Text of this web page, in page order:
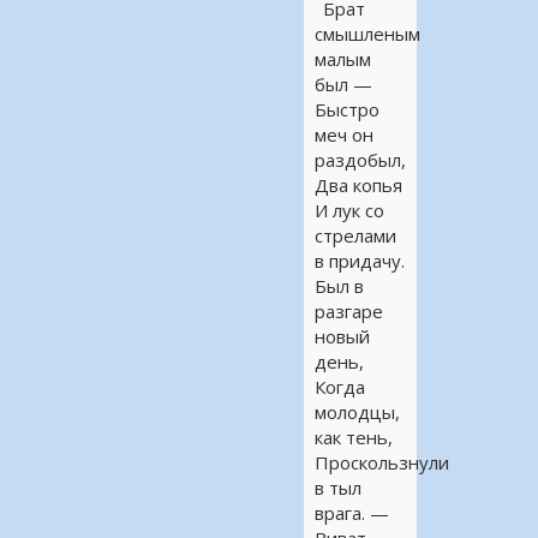
Брат
смышленым
малым
был —
Быстро
меч он
раздобыл,
Два копья
И лук со
стрелами
в придачу.
Был в
разгаре
новый
день,
Когда
молодцы,
как тень,
Проскользнули
в тыл
врага. —